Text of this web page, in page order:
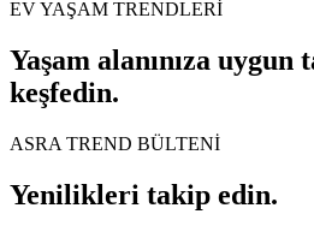
EV YAŞAM TRENDLERİ
Yaşam alanınıza uygun
keşfedin.
ASRA TREND BÜLTENİ
Yenilikleri takip edin.